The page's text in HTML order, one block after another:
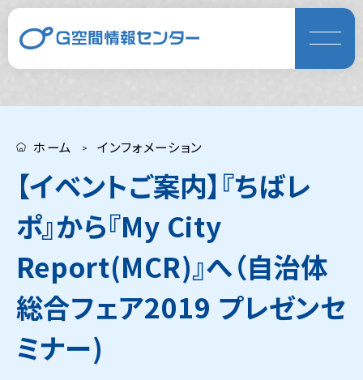
ホーム インフォメーション
【イベントご案内】『ちばレ
ポ』から『My City
Report(MCR)』へ（自治体
総合フェア2019 プレゼンセ
ミナー)